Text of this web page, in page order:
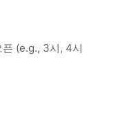
(e.g., 3시, 4시